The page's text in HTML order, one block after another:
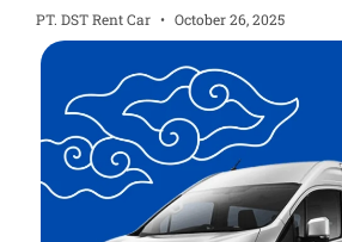
PT. DST Rent Car October 26, 2025